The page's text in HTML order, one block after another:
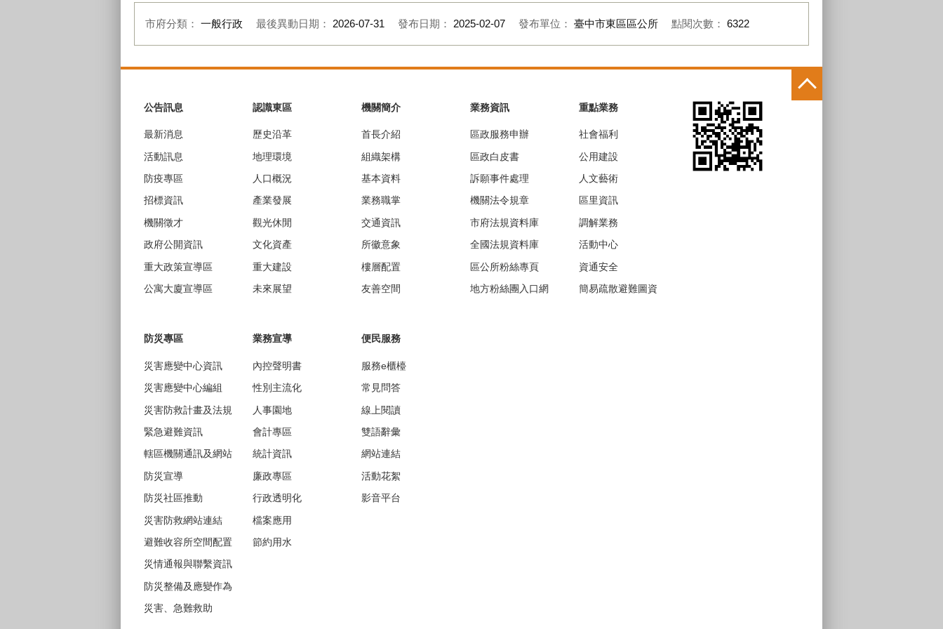
市府分類： 一般行政 最後異動日期： 2026-07-31 發布日期： 2025-02-07 發布單位： 臺中市東區區公所 點閱次數： 6322
公告訊息
最新消息
活動訊息
防疫專區
招標資訊
機關徵才
政府公開資訊
重大政策宣導區
公寓大廈宣導區
認識東區
歷史沿革
地理環境
人口概況
產業發展
觀光休閒
文化資產
重大建設
未來展望
機關簡介
首長介紹
組織架構
基本資料
業務職掌
交通資訊
所徽意象
樓層配置
友善空間
業務資訊
區政服務申辦
區政白皮書
訴願事件處理
機關法令規章
市府法規資料庫
全國法規資料庫
區公所粉絲專頁
地方粉絲團入口網
重點業務
社會福利
公用建設
人文藝術
區里資訊
調解業務
活動中心
資通安全
簡易疏散避難圖資
防災專區
災害應變中心資訊
災害應變中心編組
災害防救計畫及法規
緊急避難資訊
轄區機關通訊及網站
防災宣導
防災社區推動
災害防救網站連結
避難收容所空間配置
災情通報與聯繫資訊
防災整備及應變作為
災害、急難救助
業務宣導
內控聲明書
性別主流化
人事園地
會計專區
統計資訊
廉政專區
行政透明化
檔案應用
節約用水
便民服務
服務e櫃檯
常見問答
線上閱讀
雙語辭彙
網站連結
活動花絮
影音平台